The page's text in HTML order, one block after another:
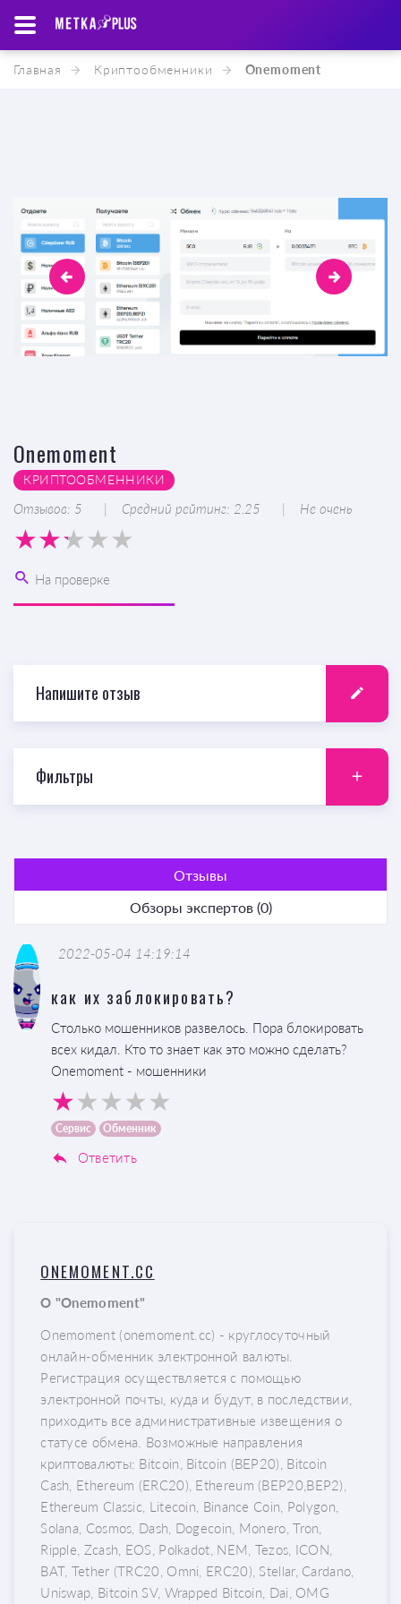
Главная Криптообменники Onemoment
Onemoment
КРИПТООБМЕННИКИ
Отзывов: 5 Средний рейтинг: 2.25 Не очень
На проверке
Напишите отзыв
Фильтры
Отзывы
Обзоры экспертов (0)
2022-05-04 14:19:14
как их заблокировать?
Столько мошенников развелось. Пора блокировать
всех кидал. Кто то знает как это можно сделать?
Onemoment - мошенники
Сервис Обменник
Ответить
ONEMOMENT.CC
О "Onemoment"
Onemoment (onemoment.cc) - круглосуточный
онлайн-обменник электронной валюты.
Регистрация осуществляется с помощью
электронной почты, куда и будут, в последствии,
приходить все административные извещения о
статусе обмена. Возможные направления
криптовалюты: Bitcoin, Bitcoin (BEP20), Bitcoin
Cash, Ethereum (ERC20), Ethereum (BEP20,BEP2),
Ethereum Classic, Litecoin, Binance Coin, Polygon,
Solana, Cosmos, Dash, Dogecoin, Monero, Tron,
Ripple, Zcash, EOS, Polkadot, NEM, Tezos, ICON,
BAT, Tether (TRC20, Omni, ERC20), Stellar, Cardano,
Uniswap, Bitcoin SV, Wrapped Bitcoin, Dai, OMG